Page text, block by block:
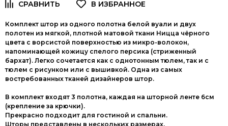
Комплект штор из одного полотна белой вуали и двух
полотен из мягкой, плотной матовой ткани Ницца чёрного
цвета с ворсистой поверхностью из микро-волокон,
напоминающей кожицу спелого персика (стриженный
бархат). Легко сочетается как с однотонным тюлем, так и с
тюлем с рисунком или с вышивкой. Одна из самых
востребованных тканей дизайнеров штор.
В комплект входят 3 полотна, каждая на шторной ленте 6см
(крепление за крючки).
Прекрасно подходит для гостиной и спальни.
Шторы представлены в нескольких размерах.